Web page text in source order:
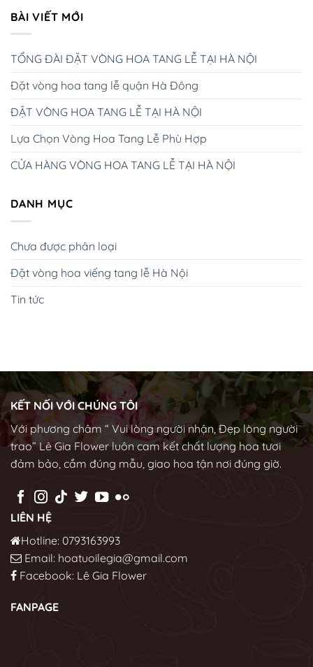
BÀI VIẾT MỚI
TỔNG ĐÀI ĐẶT VÒNG HOA TANG LỄ TẠI HÀ NỘI
Đặt vòng hoa tang lễ quận Hà Đông
ĐẶT VÒNG HOA TANG LỄ TẠI HÀ NỘI
Lựa Chọn Vòng Hoa Tang Lễ Phù Hợp
CỬA HÀNG VÒNG HOA TANG LỄ TẠI HÀ NỘI
DANH MỤC
Chưa được phân loại
Đặt vòng hoa viếng tang lễ Hà Nội
Tin tức
KẾT NỐI VỚI CHÚNG TÔI
Với phương châm “ Vui lòng người nhận, Đẹp lòng người
trao” Lê Gia Flower luôn cam kết chất lượng hoa tươi
đảm bảo, cắm đúng mẫu, giao hoa tận nơi đúng giờ.
LIÊN HỆ
Hotline: 0793163993
Email: hoatuoilegia@gmail.com
Facebook: Lê Gia Flower
FANPAGE